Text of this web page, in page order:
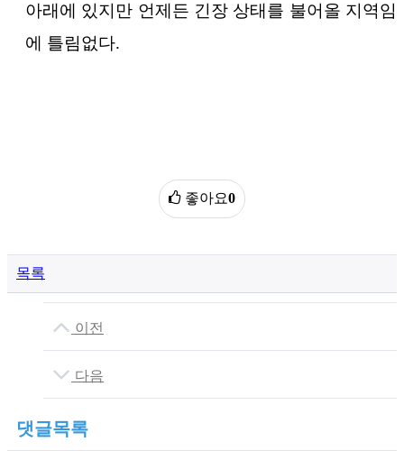
아래에 있지만 언제든 긴장 상태를 불어올 지역임
에 틀림없다.
좋아요0
목록
이전
다음
댓글목록